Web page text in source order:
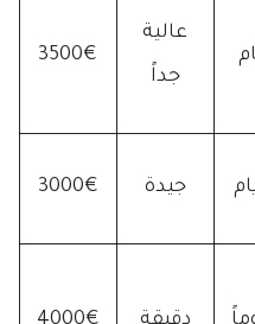
عالية
جداً
3500€
جيدة 3000€